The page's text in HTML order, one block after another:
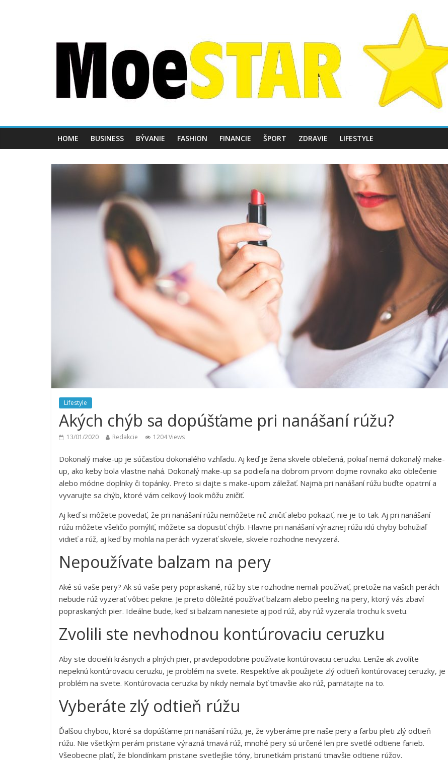
HOME BUSINESS BÝVANIE FASHION FINANCIE ŠPORT ZDRAVIE LIFESTYLE
Lifestyle
Akých chýb sa dopúšťame pri nanášaní rúžu?
13/01/2020 Redakcie 1204 Views
Dokonalý make-up je súčasťou dokonalého vzhľadu. Aj keď je žena skvele oblečená, pokiaľ nemá dokonalý make-
up, ako keby bola vlastne nahá. Dokonalý make-up sa podieľa na dobrom prvom dojme rovnako ako oblečenie
alebo módne doplnky či topánky. Preto si dajte s make-upom záležať. Najmä pri nanášaní rúžu buďte opatrní a
vyvarujte sa chýb, ktoré vám celkový look môžu zničiť.
Aj keď si môžete povedať, že pri nanášaní rúžu nemôžete nič zničiť alebo pokaziť, nie je to tak. Aj pri nanášaní
rúžu môžete všeličo pomýliť, môžete sa dopustiť chýb. Hlavne pri nanášaní výraznej rúžu idú chyby bohužiaľ
vidieť a rúž, aj keď by mohla na perách vyzerať skvele, skvele rozhodne nevyzerá.
Nepoužívate balzam na pery
Aké sú vaše pery? Ak sú vaše pery popraskané, rúž by ste rozhodne nemali používať, pretože na vašich perách
nebude rúž vyzerať vôbec pekne. Je preto dôležité používať balzam alebo peeling na pery, ktorý vás zbaví
popraskaných pier. Ideálne bude, keď si balzam nanesiete aj pod rúž, aby rúž vyzerala trochu k svetu.
Zvolili ste nevhodnou kontúrovaciu ceruzku
Aby ste docielili krásnych a plných pier, pravdepodobne používate kontúrovaciu ceruzku. Lenže ak zvolíte
nepeknú kontúrovaciu ceruzku, je problém na svete. Respektíve ak použijete zlý odtieň kontúrovacej ceruzky, je
problém na svete. Kontúrovacia ceruzka by nikdy nemala byť tmavšie ako rúž, pamätajte na to.
Vyberáte zlý odtieň rúžu
Ďalšou chybou, ktoré sa dopúšťame pri nanášaní rúžu, je, že vyberáme pre naše pery a farbu pleti zlý odtieň
rúžu. Nie všetkým perám pristane výrazná tmavá rúž, mnohé pery sú určené len pre svetlé odtiene farieb.
Všeobecne platí, že blondínkam pristane svetlejšie tóny, brunetkám pristanú tmavšie odtiene rúžov.